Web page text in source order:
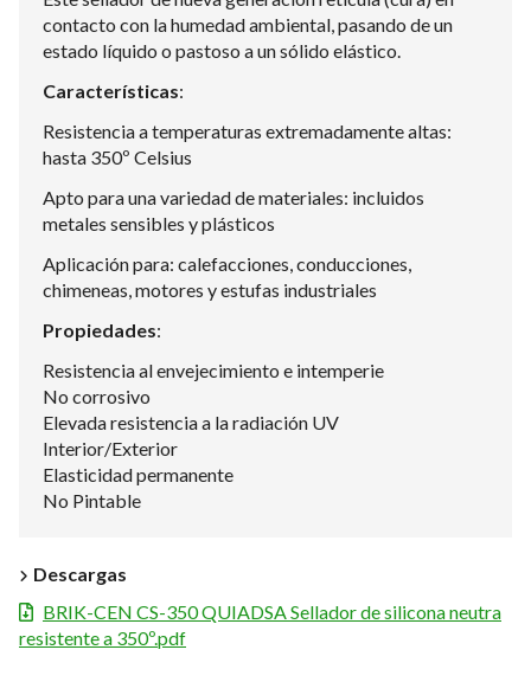
contacto con la humedad ambiental, pasando de un
estado líquido o pastoso a un sólido elástico.
Características:
Resistencia a temperaturas extremadamente altas:
hasta 350º Celsius
Apto para una variedad de materiales: incluidos
metales sensibles y plásticos
Aplicación para: calefacciones, conducciones,
chimeneas, motores y estufas industriales
Propiedades:
Resistencia al envejecimiento e intemperie
No corrosivo
Elevada resistencia a la radiación UV
Interior/Exterior
Elasticidad permanente
No Pintable
Descargas
BRIK-CEN CS-350 QUIADSA Sellador de silicona neutra
resistente a 350º.pdf